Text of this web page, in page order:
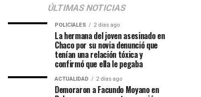
ÚLTIMAS NOTICIAS
POLICIALES 2 días ago
La hermana del joven asesinado en
Chaco por su novia denunció que
tenían una relación tóxica y
confirmó que ella le pegaba
ACTUALIDAD 2 días ago
Demoraron a Facundo Moyano en